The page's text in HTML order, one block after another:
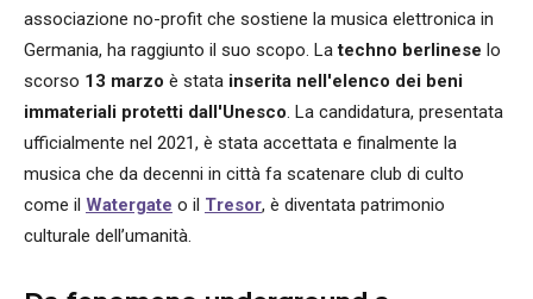
associazione no-profit che sostiene la musica elettronica in
Germania, ha raggiunto il suo scopo. Latechno berlinese lo
scorso 13 marzo è stata inserita nell'elenco dei beni
immateriali protetti dall'Unesco. La candidatura, presentata
ufficialmente nel 2021, è stata accettata e finalmente la
musica che da decenni in città fa scatenare club di culto
come il Watergate o il Tresor, è diventata patrimonio
culturale dell’umanità.